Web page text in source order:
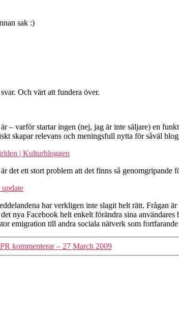
sak :)
Och värt att fundera över.
– varför startar ingen (nej, jag är inte säljare) en
skapar relevans och meningsfull nytta för såväl
| Kulturbloggen
det ett stort problem att det finns så genomgripande
har verkligen inte slagit helt rätt. Frågan
nya Facebook helt enkelt förändra sina
emigration till andra sociala nätverk som
kommenterar – 27 March 2009